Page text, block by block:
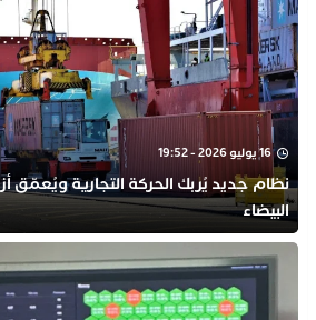
16 يوليو 2026 - 19:52
نظام جديد يُربك الحركة التجارية ويُعمّق
البيضاء